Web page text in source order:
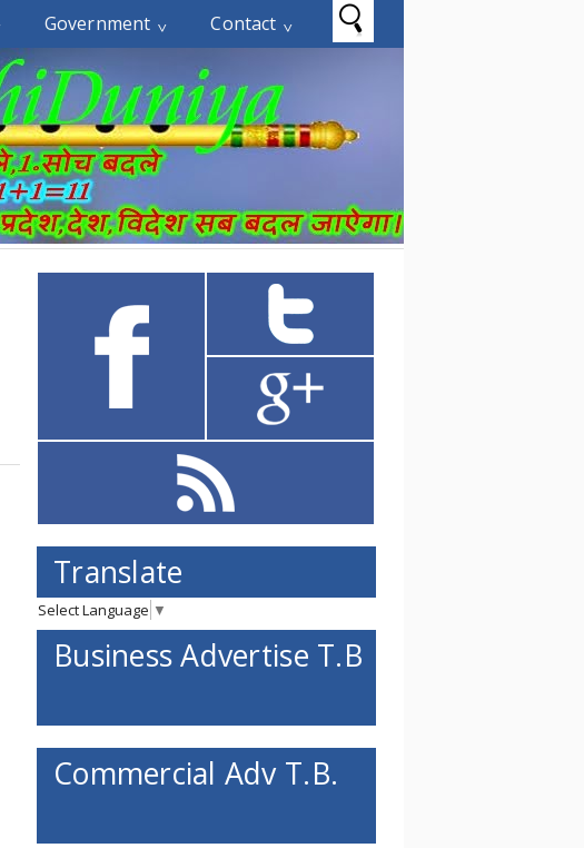
Government Contact
Translate
Select Language ▼
Business Advertise T.B
Commercial Adv T.B.